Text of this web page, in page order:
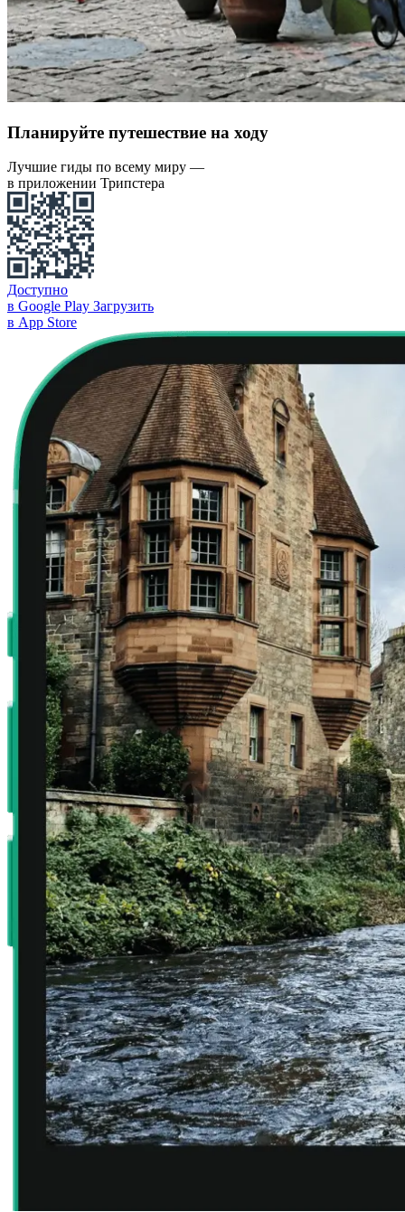
Планируйте путешествие на ходу
Лучшие гиды по всему миру —
в приложении Трипстера
Доступно
в Google Play Загрузить
в App Store